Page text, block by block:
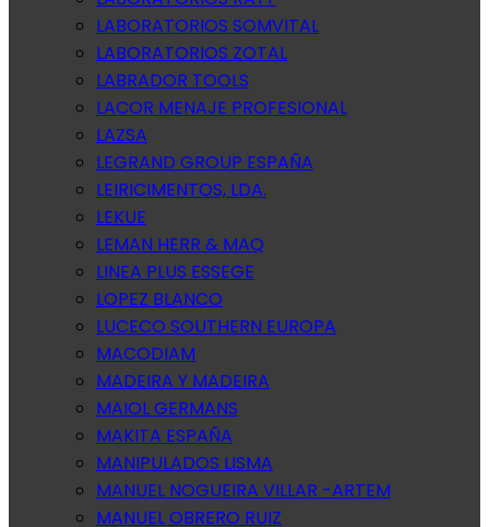
LABORATORIOS SOMVITAL
LABORATORIOS ZOTAL
LABRADOR TOOLS
LACOR MENAJE PROFESIONAL
LAZSA
LEGRAND GROUP ESPAÑA
LEIRICIMENTOS, LDA.
LEKUE
LEMAN HERR & MAQ
LINEA PLUS ESSEGE
LOPEZ BLANCO
LUCECO SOUTHERN EUROPA
MACODIAM
MADEIRA Y MADEIRA
MAIOL GERMANS
MAKITA ESPAÑA
MANIPULADOS LISMA
MANUEL NOGUEIRA VILLAR -ARTEM
MANUEL OBRERO RUIZ